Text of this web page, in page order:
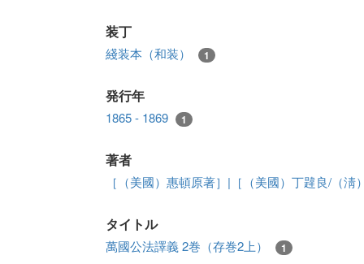
装丁
綫装本（和装） 1
発行年
1865 - 1869 1
著者
［（美國）惠頓原著］|［（美國）丁韙良/（
タイトル
萬國公法譯義 2巻（存巻2上） 1